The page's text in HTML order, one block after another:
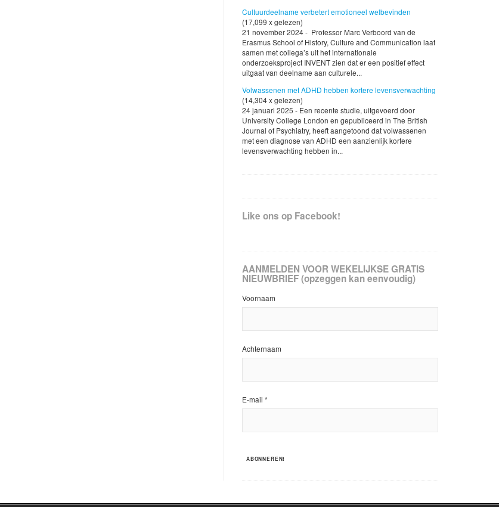
Cultuurdeelname verbetert emotioneel welbevinden
(17,099 x gelezen)
21 november 2024 - Professor Marc Verboord van de
Erasmus School of History, Culture and Communication laat
samen met collega’s uit het internationale
onderzoeksproject INVENT zien dat er een positief effect
uitgaat van deelname aan culturele...
Volwassenen met ADHD hebben kortere levensverwachting
(14,304 x gelezen)
24 januari 2025 - Een recente studie, uitgevoerd door
University College London en gepubliceerd in The British
Journal of Psychiatry, heeft aangetoond dat volwassenen
met een diagnose van ADHD een aanzienlijk kortere
levensverwachting hebben in...
Like ons op Facebook!
AANMELDEN VOOR WEKELIJKSE GRATIS
NIEUWBRIEF (opzeggen kan eenvoudig)
Voornaam
Achternaam
E-mail *